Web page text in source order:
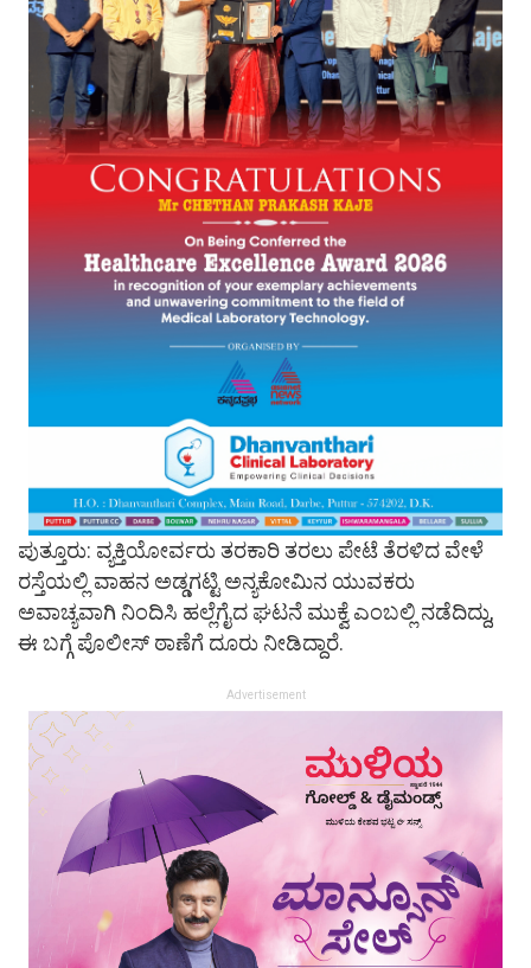
ಪುತ್ತೂರು: ವ್ಯಕ್ತಿಯೋರ್ವರು ತರಕಾರಿ ತರಲು ಪೇಟೆ ತೆರಳಿದ ವೇಳೆ
ರಸ್ತೆಯಲ್ಲಿ ವಾಹನ ಅಡ್ಡಗಟ್ಟಿ ಅನ್ಯಕೋಮಿನ ಯುವಕರು
ಅವಾಚ್ಯವಾಗಿ ನಿಂದಿಸಿ ಹಲ್ಲೆಗೈದ ಘಟನೆ ಮುಕ್ವೆ ಎಂಬಲ್ಲಿ ನಡೆದಿದ್ದು,
ಈ ಬಗ್ಗೆ ಪೊಲೀಸ್ ಠಾಣೆಗೆ ದೂರು ನೀಡಿದ್ದಾರೆ.
Advertisement